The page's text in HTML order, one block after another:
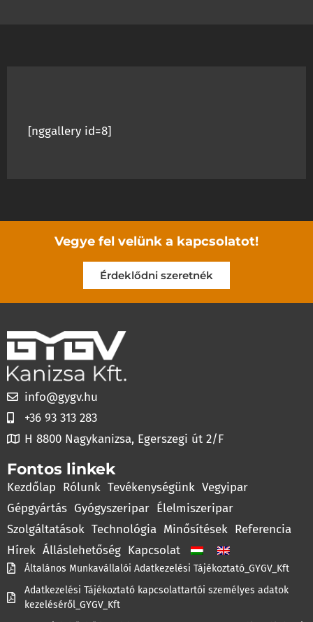
[nggallery id=8]
Vegye fel velünk a kapcsolatot!
Érdeklődni szeretnék
info@gygv.hu
+36 93 313 283
H 8800 Nagykanizsa, Egerszegi út 2/F
Fontos linkek
Kezdőlap Rólunk Tevékenységünk Vegyipar
Gépgyártás Gyógyszeripar Élelmiszeripar
Szolgáltatások Technológia Minősítések Referencia
Hírek Álláslehetőség Kapcsolat
Általános Munkavállalói Adatkezelési Tájékoztató_GYGV_Kft
Adatkezelési Tájékoztató kapcsolattartói személyes adatok
kezeléséről_GYGV_Kft